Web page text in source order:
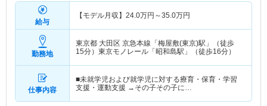
給与
【モデル月収】 24.0万円～35.0万円
勤務地
東京都 大田区 京急本線「梅屋敷(東京)駅」（徒歩
15分）東京モノレール「昭和島駅」（徒歩16分）
仕事内容
■未就学児および就学児に対する療育・保育・学習
支援・運動支援 →その子その子に…